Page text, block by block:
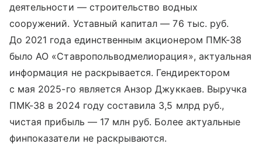
деятельности — строительство водных
сооружений. Уставный капитал — 76 тыс. руб.
До 2021 года единственным акционером ПМК-38
было АО «Ставропольводмелиорация», актуальная
информация не раскрывается. Гендиректором
с мая 2025-го является Анзор Джуккаев. Выручка
ПМК-38 в 2024 году составила 3,5 млрд руб.,
чистая прибыль — 17 млн руб. Более актуальные
финпоказатели не раскрываются.